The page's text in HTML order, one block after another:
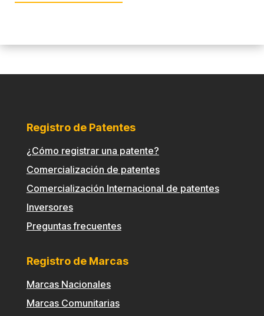
Registro de Patentes
¿Cómo registrar una patente?
Comercialización de patentes
Comercialización Internacional de patentes
Inversores
Preguntas frecuentes
Registro de Marcas
Marcas Nacionales
Marcas Comunitarias